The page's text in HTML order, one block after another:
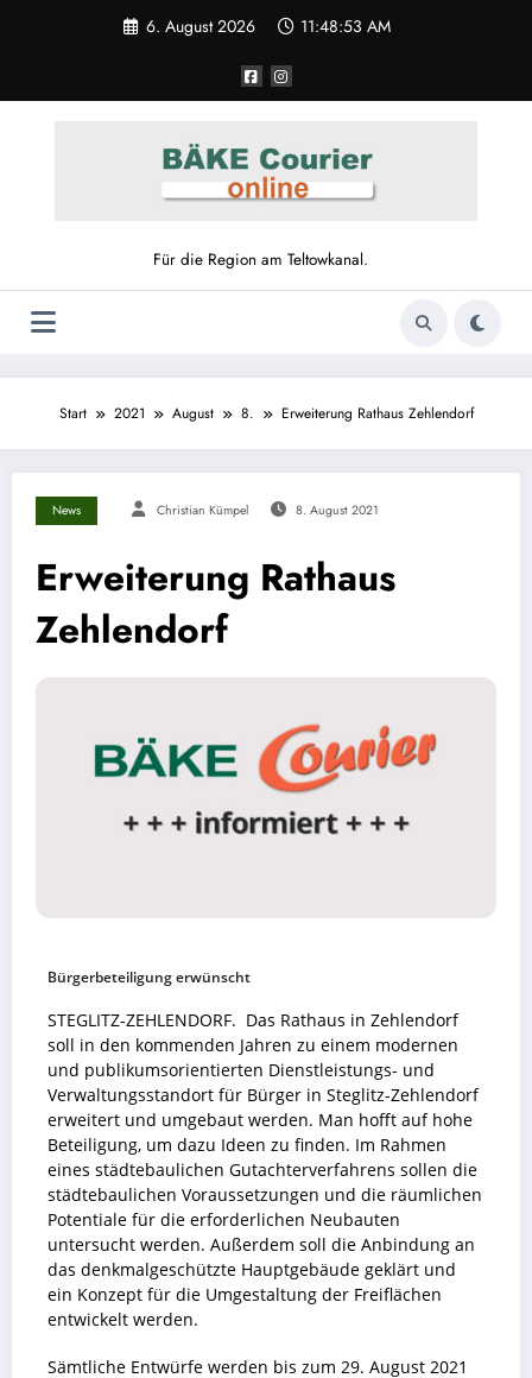
6. August 2026 11:48:54 AM
Für die Region am Teltowkanal.
Start 2021 August 8. Erweiterung Rathaus Zehlendorf
News Christian Kümpel 8. August 2021
Erweiterung Rathaus
Zehlendorf
Bürgerbeteiligung erwünscht
STEGLITZ-ZEHLENDORF. Das Rathaus in Zehlendorf
soll in den kommenden Jahren zu einem modernen
und publikumsorientierten Dienstleistungs- und
Verwaltungsstandort für Bürger in Steglitz-Zehlendorf
erweitert und umgebaut werden. Man hofft auf hohe
Beteiligung, um dazu Ideen zu finden. Im Rahmen
eines städtebaulichen Gutachterverfahrens sollen die
städtebaulichen Voraussetzungen und die räumlichen
Potentiale für die erforderlichen Neubauten
untersucht werden. Außerdem soll die Anbindung an
das denkmalgeschützte Hauptgebäude geklärt und
ein Konzept für die Umgestaltung der Freiflächen
entwickelt werden.
Sämtliche Entwürfe werden bis zum 29. August 2021